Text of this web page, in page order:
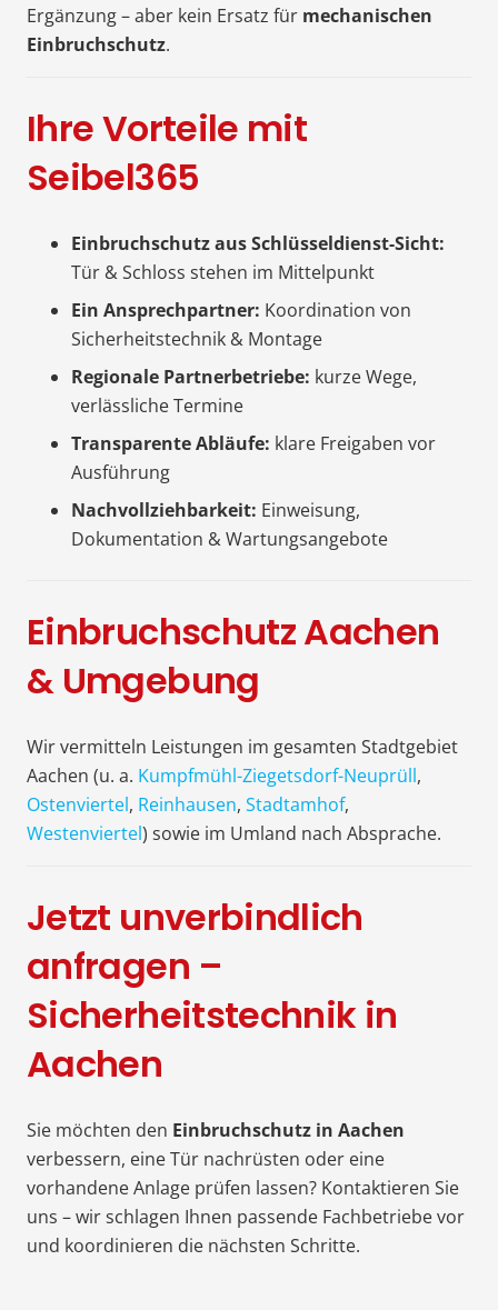
Ergänzung – aber kein Ersatz für mechanischen
Einbruchschutz.
Ihre Vorteile mit
Seibel365
Einbruchschutz aus Schlüsseldienst-Sicht:
Tür & Schloss stehen im Mittelpunkt
Ein Ansprechpartner: Koordination von
Sicherheitstechnik & Montage
Regionale Partnerbetriebe: kurze Wege,
verlässliche Termine
Transparente Abläufe: klare Freigaben vor
Ausführung
Nachvollziehbarkeit: Einweisung,
Dokumentation & Wartungsangebote
Einbruchschutz Aachen
& Umgebung
Wir vermitteln Leistungen im gesamten Stadtgebiet
Aachen (u. a. Kumpfmühl-Ziegetsdorf-Neuprüll,
Ostenviertel, Reinhausen, Stadtamhof,
Westenviertel) sowie im Umland nach Absprache.
Jetzt unverbindlich
anfragen –
Sicherheitstechnik in
Aachen
Sie möchten den Einbruchschutz in Aachen
verbessern, eine Tür nachrüsten oder eine
vorhandene Anlage prüfen lassen? Kontaktieren Sie
uns – wir schlagen Ihnen passende Fachbetriebe vor
und koordinieren die nächsten Schritte.